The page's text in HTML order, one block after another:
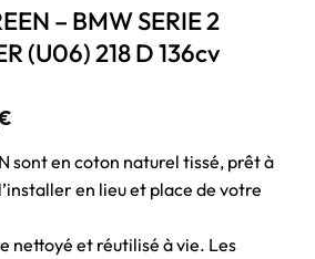
– BMW SERIE 2
(U06) 218 D 136cv
sont en coton naturel tissé, prêt à
en lieu et place de votre
nettoyé et réutilisé à vie. Les